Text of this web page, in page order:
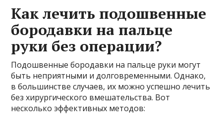
Как лечить подошвенные
бородавки на пальце
руки без операции?
Подошвенные бородавки на пальце руки могут
быть неприятными и долговременными. Однако,
в большинстве случаев, их можно успешно лечить
без хирургического вмешательства. Вот
несколько эффективных методов: